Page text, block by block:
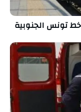
تونس الجنوبية